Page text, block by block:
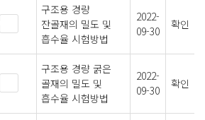
구조용 경량
잔골재의 밀도 및
흡수율 시험방법
2022-
09-30
확인
구조용 경량 굵은
골재의 밀도 및
흡수율 시험방법
2022-
09-30
확인